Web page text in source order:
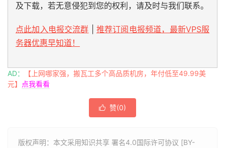
及下载，若无意侵犯到您的权利，请及时与我们联系。
点此加入电报交流群
推荐订阅电报频道，最新VPS服
务器优惠早知道！
AD：
【上网哪家强，搬瓦工多个高品质机房，年付低至49.99美
元】 点我看看
 赞(0)
版权声明：本文采用知识共享 署名4.0国际许可协议 [BY-